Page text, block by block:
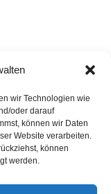
wir Technologien wie
oder darauf
können wir Daten
Website verarbeiten.
können
werden.